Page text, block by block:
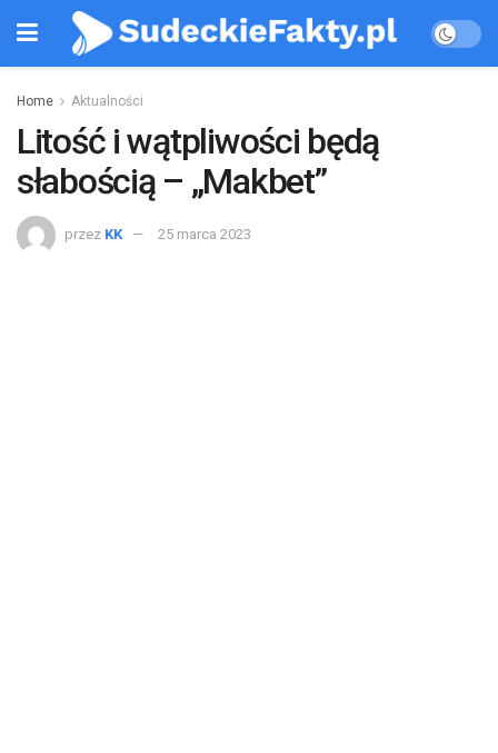
Home Aktualności
Litość i wątpliwości będą
słabością – „Makbet”
przez KK 25 marca 2023